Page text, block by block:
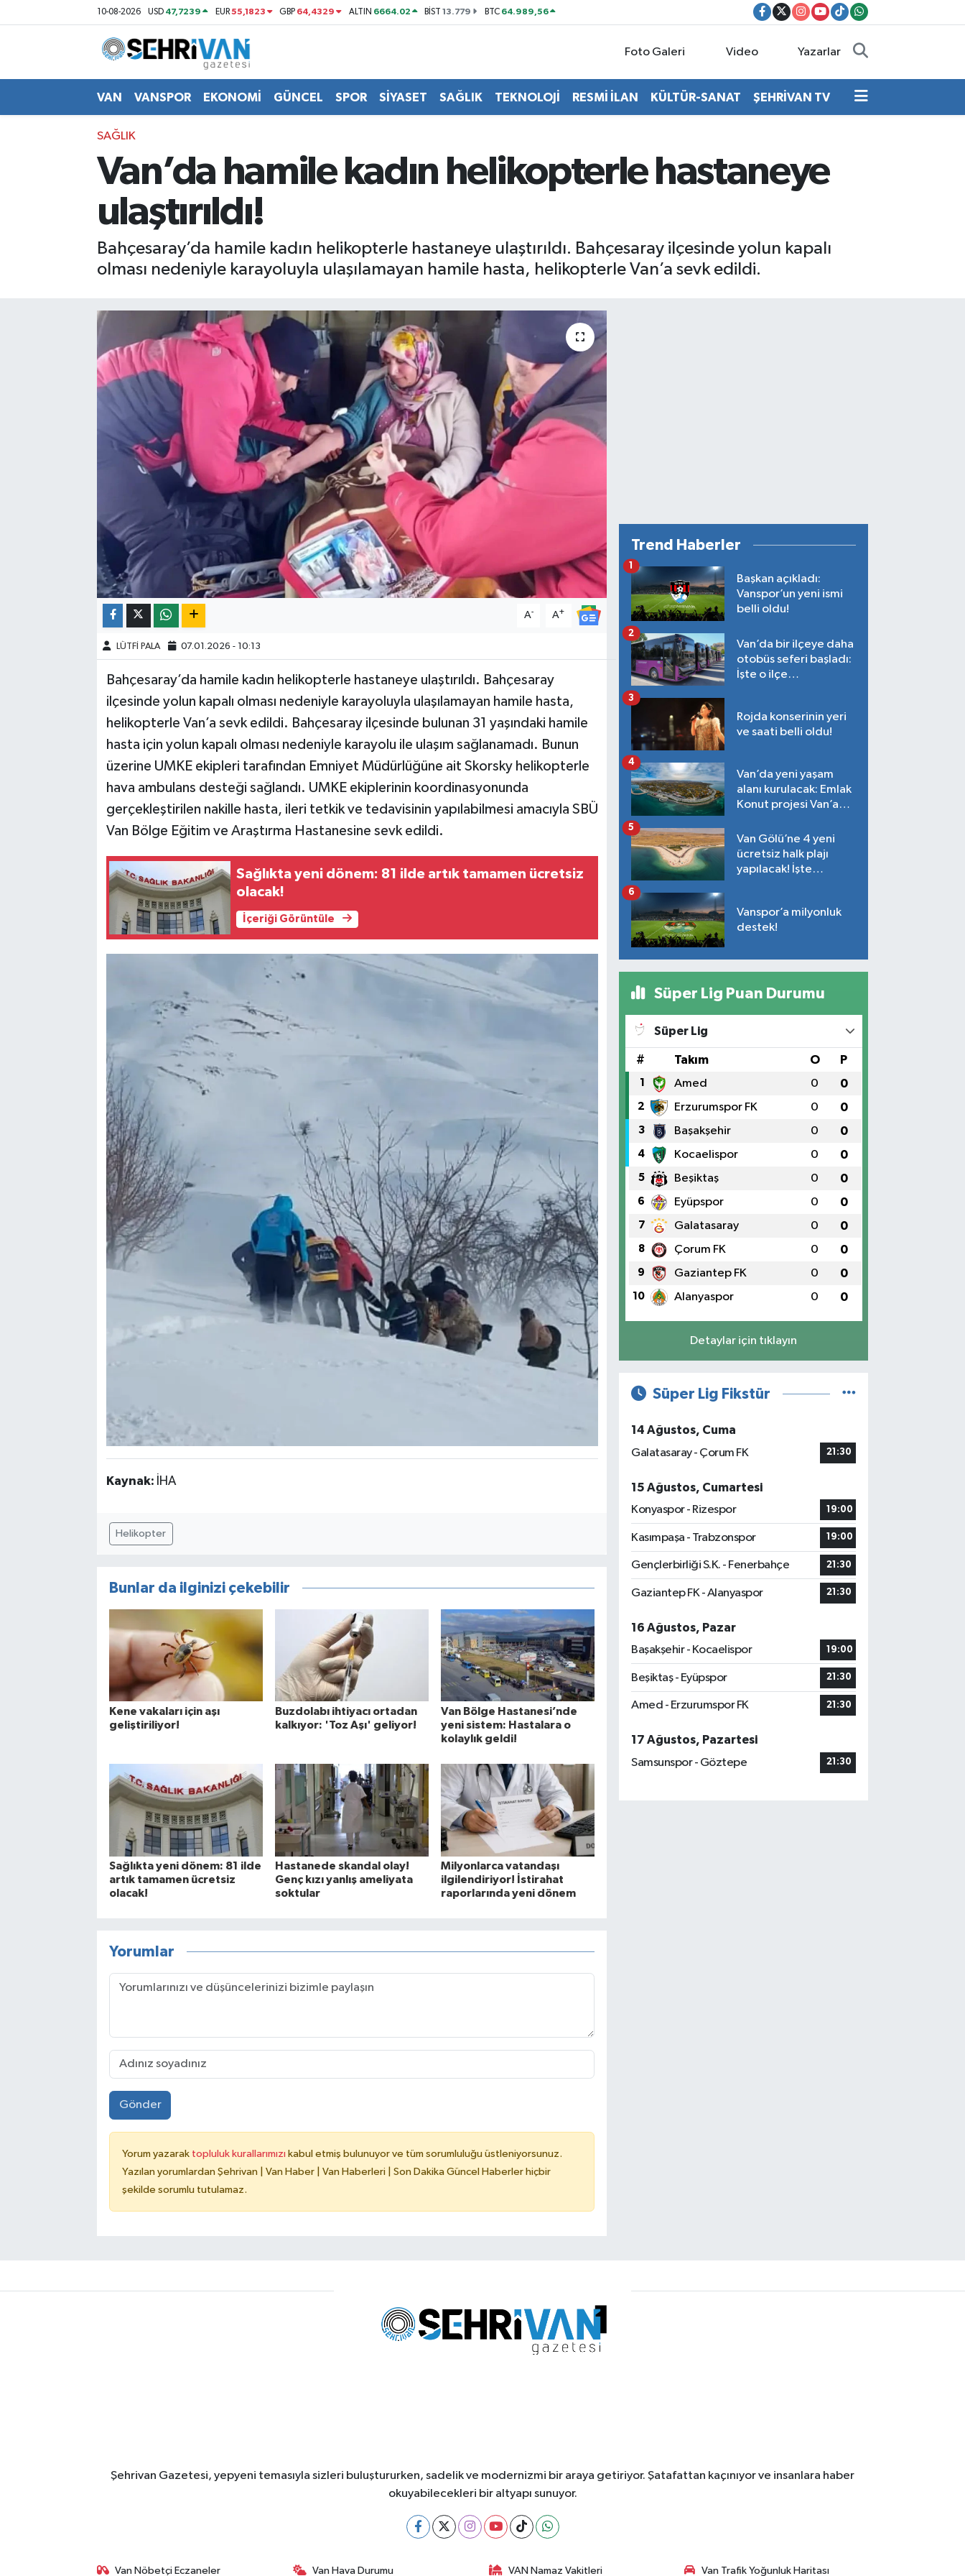
10-08-2026 USD 47,7239 EUR55,1823 GBP 64,4329 ALTIN 6664.02 BİST13.779 BTC 64.989,56
Foto Galeri Video Yazarlar
VAN VANSPOR EKONOMİ GÜNCEL SPOR SİYASET SAĞLIK TEKNOLOJİ RESMİ İLAN KÜLTÜR-SANAT ŞEHRİVAN TV
SAĞLIK
Van’da hamile kadın helikopterle hastaneye
ulaştırıldı!
Bahçesaray’da hamile kadın helikopterle hastaneye ulaştırıldı. Bahçesaray ilçesinde yolun kapalı
olması nedeniyle karayoluyla ulaşılamayan hamile hasta, helikopterle Van’a sevk edildi.
A- A+
LÜTFİ PALA 07.01.2026 - 10:13
Bahçesaray’da hamile kadın helikopterle hastaneye ulaştırıldı. Bahçesaray
ilçesinde yolun kapalı olması nedeniyle karayoluyla ulaşılamayan hamile hasta,
helikopterle Van’a sevk edildi. Bahçesaray ilçesinde bulunan 31 yaşındaki hamile
hasta için yolun kapalı olması nedeniyle karayolu ile ulaşım sağlanamadı. Bunun
üzerine UMKE ekipleri tarafından Emniyet Müdürlüğüne ait Skorsky helikopterle
hava ambulans desteği sağlandı. UMKE ekiplerinin koordinasyonunda
gerçekleştirilen nakille hasta, ileri tetkik ve tedavisinin yapılabilmesi amacıyla SBÜ
Van Bölge Eğitim ve Araştırma Hastanesine sevk edildi.
Sağlıkta yeni dönem: 81 ilde artık tamamen ücretsiz
olacak!
İçeriği Görüntüle
Kaynak: İHA
Helikopter
Bunlar da ilginizi çekebilir
Kene vakaları için aşı
geliştiriliyor!
Buzdolabı ihtiyacı ortadan
kalkıyor: 'Toz Aşı' geliyor!
Van Bölge Hastanesi’nde
yeni sistem: Hastalara o
kolaylık geldi!
Sağlıkta yeni dönem: 81 ilde
artık tamamen ücretsiz
olacak!
Hastanede skandal olay!
Genç kızı yanlış ameliyata
soktular
Milyonlarca vatandaşı
ilgilendiriyor! İstirahat
raporlarında yeni dönem
Yorumlar
Gönder
Yorum yazarak topluluk kurallarımızı kabul etmiş bulunuyor ve tüm sorumluluğu üstleniyorsunuz.
Yazılan yorumlardan Şehrivan | Van Haber | Van Haberleri | Son Dakika Güncel Haberler hiçbir
şekilde sorumlu tutulamaz.
Trend Haberler
Başkan açıkladı:
Vanspor’un yeni ismi
belli oldu!
1
Van’da bir ilçeye daha
otobüs seferi başladı:
İşte o ilçe…
2
Rojda konserinin yeri
ve saati belli oldu!
3
Van’da yeni yaşam
alanı kurulacak: Emlak
Konut projesi Van’a
4
Van Gölü’ne 4 yeni
ücretsiz halk plajı
yapılacak! İşte
5
Vanspor’a milyonluk
destek!
6
Süper Lig Puan Durumu
Süper Lig
# Takım O P
1 Amed 0 0
2 Erzurumspor FK 0 0
3 Başakşehir 0 0
4 Kocaelispor 0 0
5 Beşiktaş 0 0
6 Eyüpspor 0 0
7 Galatasaray 0 0
8 Çorum FK 0 0
9 Gaziantep FK 0 0
10 Alanyaspor 0 0
Detaylar için tıklayın
Süper Lig Fikstür
14 Ağustos, Cuma
Galatasaray - Çorum FK
21:30
15 Ağustos, Cumartesi
Konyaspor - Rizespor
19:00
Kasımpaşa - Trabzonspor 19:00
Gençlerbirliği S.K. - Fenerbahçe 21:30
Gaziantep FK - Alanyaspor 21:30
16 Ağustos, Pazar
Başakşehir - Kocaelispor
19:00
Beşiktaş - Eyüpspor 21:30
Amed - Erzurumspor FK 21:30
17 Ağustos, Pazartesi
Samsunspor - Göztepe
21:30
Şehrivan Gazetesi, yepyeni temasıyla sizleri buluştururken, sadelik ve modernizmi bir araya getiriyor. Şatafattan kaçınıyor ve insanlara haber
okuyabilecekleri bir altyapı sunuyor.
Van Nöbetçi Eczaneler Van Hava Durumu VAN Namaz Vakitleri Van Trafik Yoğunluk Haritası
Van Nöbetçi Eczaneler
Van Hava Durumu
VAN Namaz Vakitleri
Van Trafik Yoğunluk Haritası
Süper Lig Puan Durumu ve Fikstür
Son Dakika Haberleri
Haber Arşivi